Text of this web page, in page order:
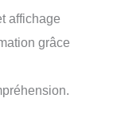
affichage
grâce